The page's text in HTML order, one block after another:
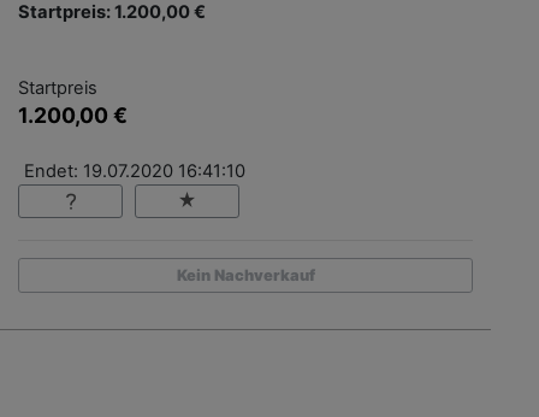
Startpreis: 1.200,00 €
Startpreis
1.200,00 €
Endet: 19.07.2020 16:41:10
Kein Nachverkauf